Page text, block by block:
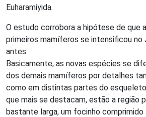
Euharamiyida.
O estudo corrobora a hipótese de que
primeiros mamíferos se intensificou no
antes
Basicamente, as novas espécies se
dos demais mamíferos por detalhes
como em distintas partes do
que mais se destacam, estão a região
bastante larga, um focinho